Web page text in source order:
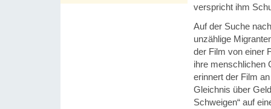
verspricht ihm
Auf der Suche
unzählige
der Film von einer
ihre menschlichen
erinnert der Film
Gleichnis über
Schweigen“ auf